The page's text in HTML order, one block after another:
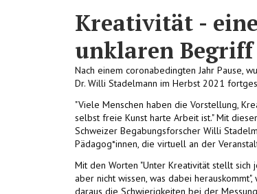
Kreativität -
unklaren Begriff
Nach einem coronabedingten Jahr Pause,
Dr. Willi Stadelmann im Herbst 2021
"Viele Menschen haben die Vorstellung,
selbst freie Kunst harte Arbeit ist." Mit
Schweizer Begabungsforscher Willi
Pädagog*innen, die virtuell an der
Mit den Worten "Unter Kreativität stellt sich
aber nicht wissen, was dabei
daraus die Schwierigkeiten bei der